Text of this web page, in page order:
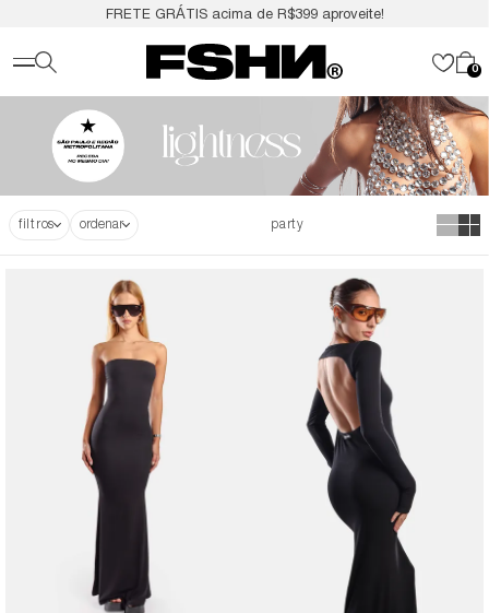
FRETE GRÁTIS acima de R$399 aproveite!
0
party
filtros